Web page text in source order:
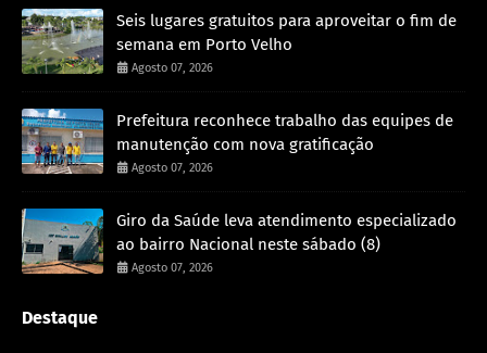
Seis lugares gratuitos para aproveitar o fim de
semana em Porto Velho
Agosto 07, 2026
Prefeitura reconhece trabalho das equipes de
manutenção com nova gratificação
Agosto 07, 2026
Giro da Saúde leva atendimento especializado
ao bairro Nacional neste sábado (8)
Agosto 07, 2026
Destaque